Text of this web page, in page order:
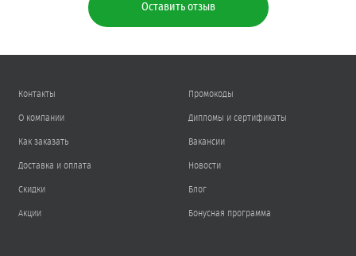
Оставить отзыв
Контакты
О компании
Как заказать
Доставка и оплата
Скидки
Акции
Промокоды
Дипломы и сертификаты
Вакансии
Новости
Блог
Бонусная программа